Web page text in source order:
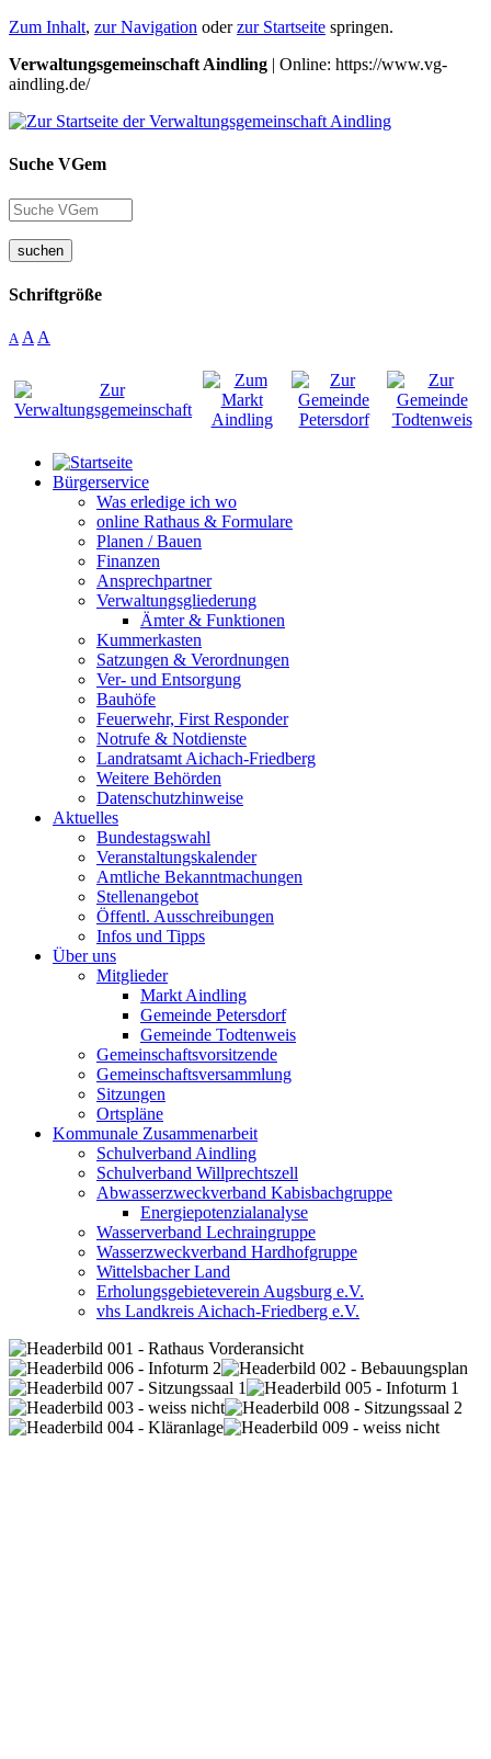
Zum Inhalt, zur Navigation oderzur Startseite springen.
Verwaltungsgemeinschaft Aindling | Online: https://www.vg-
aindling.de/
Suche VGem
suchen
Schriftgröße
A A A
Bürgerservice
Was erledige ich wo
online Rathaus & Formulare
Planen / Bauen
Finanzen
Ansprechpartner
Verwaltungsgliederung
Ämter & Funktionen
Kummerkasten
Satzungen & Verordnungen
Ver- und Entsorgung
Bauhöfe
Feuerwehr, First Responder
Notrufe & Notdienste
Landratsamt Aichach-Friedberg
Weitere Behörden
Datenschutzhinweise
Aktuelles
Bundestagswahl
Veranstaltungskalender
Amtliche Bekanntmachungen
Stellenangebot
Öffentl. Ausschreibungen
Infos und Tipps
Über uns
Mitglieder
Markt Aindling
Gemeinde Petersdorf
Gemeinde Todtenweis
Gemeinschaftsvorsitzende
Gemeinschaftsversammlung
Sitzungen
Ortspläne
Kommunale Zusammenarbeit
Schulverband Aindling
Schulverband Willprechtszell
Abwasserzweckverband Kabisbachgruppe
Energiepotenzialanalyse
Wasserverband Lechraingruppe
Wasserzweckverband Hardhofgruppe
Wittelsbacher Land
Erholungsgebieteverein Augsburg e.V.
vhs Landkreis Aichach-Friedberg e.V.